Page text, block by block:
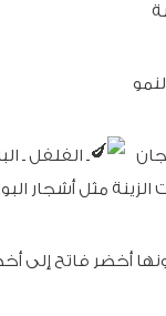
ـ الفلفل ️ـ
مثل أشجار